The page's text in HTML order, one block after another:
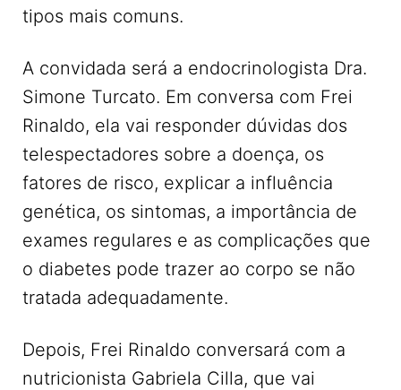
tipos mais comuns.
A convidada será a endocrinologista Dra.
Simone Turcato. Em conversa com Frei
Rinaldo, ela vai responder dúvidas dos
telespectadores sobre a doença, os
fatores de risco, explicar a influência
genética, os sintomas, a importância de
exames regulares e as complicações que
o diabetes pode trazer ao corpo se não
tratada adequadamente.
Depois, Frei Rinaldo conversará com a
nutricionista Gabriela Cilla, que vai